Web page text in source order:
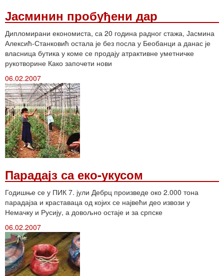
Јасминин пробуђени дар
Дипломирани економиста, са 20 година радног стажа, Јасмина
Алексић-Станковић остала је без посла у Беобанци а данас је
власница бутика у коме се продају атрактивне уметничке
рукотворине Како започети нови
06.02.2007
Парадајз са еко-укусом
Годишње се у ПИК 7. јули Дебрц произведе око 2.000 тона
парадајза и краставаца од којих се највећи део извози у
Немачку и Русију, а довољно остаје и за српске
06.02.2007